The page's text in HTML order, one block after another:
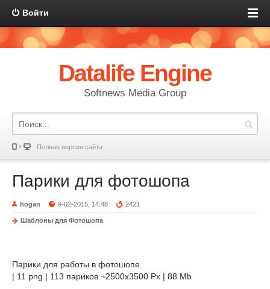
Войти
Datalife Engine
Softnews Media Group
Полная версия сайта
Парики для фотошопа
hogan 9-02-2015, 14:48 2421
Шаблоны для Фотошопа
Парики для работы в фотошопе.
| 11 png | 113 париков ~2500x3500 Px | 88 Mb